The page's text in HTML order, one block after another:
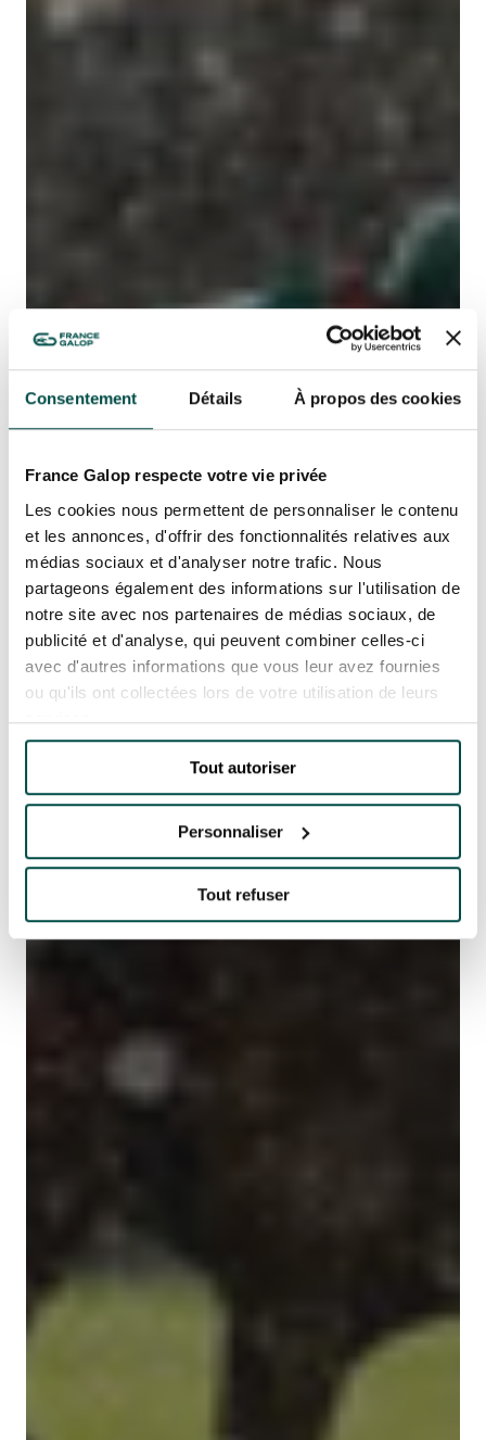
Consentement Détails À propos des cookies
France Galop respecte votre vie privée
Les cookies nous permettent de personnaliser le contenu
et les annonces, d'offrir des fonctionnalités relatives aux
médias sociaux et d'analyser notre trafic. Nous
partageons également des informations sur l'utilisation de
notre site avec nos partenaires de médias sociaux, de
publicité et d'analyse, qui peuvent combiner celles-ci
avec d'autres informations que vous leur avez fournies
ou qu'ils ont collectées lors de votre utilisation de leurs
services.
Tout autoriser
Personnaliser
Tout refuser